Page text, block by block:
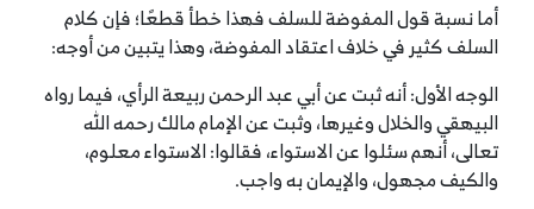
أما نسبة قول المفوضة للسلف فهذا خطأ قطعًا؛ فإن كلام
السلف كثير في خلاف اعتقاد المفوضة، وهذا يتبين من أوجه:
الوجه الأول: أنه ثبت عن أبي عبد الرحمن ربيعة الرأي، فيما رواه
البيهقي والخلال وغيرها، وثبت عن الإمام مالك رحمه الله
تعالى، أنهم سئلوا عن الاستواء، فقالوا: الاستواء معلوم،
والكيف مجهول، والإيمان به واجب.